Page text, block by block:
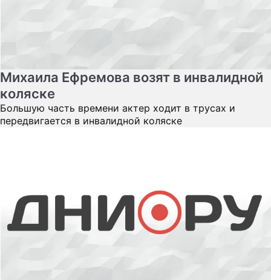
Михаила Ефремова возят в инвалидной
коляске
Большую часть времени актер ходит в трусах и
передвигается в инвалидной коляске